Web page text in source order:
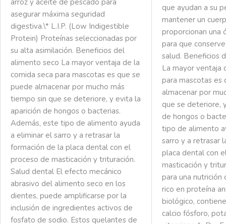
arroz y aceite de pescado para
asegurar máxima seguridad
digestiva.\* L.I.P. (Low Indigestible
Protein) Proteínas seleccionadas por
su alta asimilación. Beneficios del
alimento seco La mayor ventaja de la
comida seca para mascotas es que se
puede almacenar por mucho más
tiempo sin que se deteriore, y evita la
aparición de hongos o bacterias.
Además, este tipo de alimento ayuda
a eliminar el sarro y a retrasar la
formación de la placa dental con el
proceso de masticación y trituración.
Salud dental El efecto mecánico
abrasivo del alimento seco en los
dientes, puede amplificarse por la
inclusión de ingredientes activos de
fosfato de sodio. Estos quelantes de
que ayudan a su
mantener un
proporcionan una
para que
salud. Beneficios
La mayor ventaja
para mascotas es
almacenar por
que se deteriore,
de hongos o
tipo de alimento
sarro y a retrasar
placa dental con
masticación y
para una
rico en proteína
biológico,
calcio fósforo,